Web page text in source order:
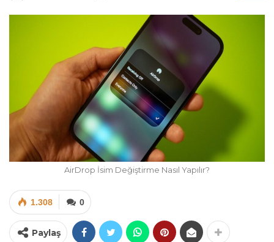
AirDrop İsim Değiştirme Nasıl Yapılır?
0
1.308
Paylaş